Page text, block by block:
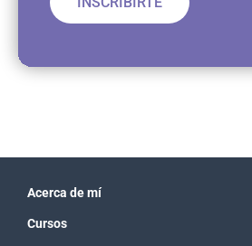
Acerca de mí
Cursos